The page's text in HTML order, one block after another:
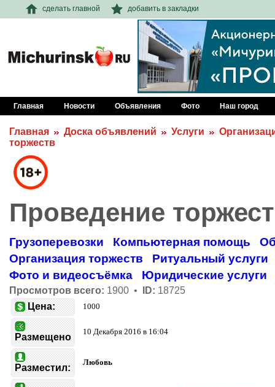
сделать главной добавить в закладки
Главная Новости Объявления Фото Наш город
Главная Доска объявлений Услуги
торжеств
Проведение
Грузоперевозки Компьютерная помощь
Организация торжеств
Ритуальный услуги
Фото и видеосъёмка
Юридические услуги
Просмотров всего: 1900 • ID: 18725
Цена:
1000
Размещено
10 Декабря 2016 в 16:04
Разместил:
Любовь